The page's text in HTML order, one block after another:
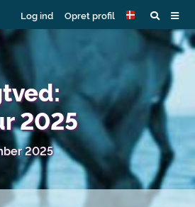
Log ind Opret profil
2025
2025